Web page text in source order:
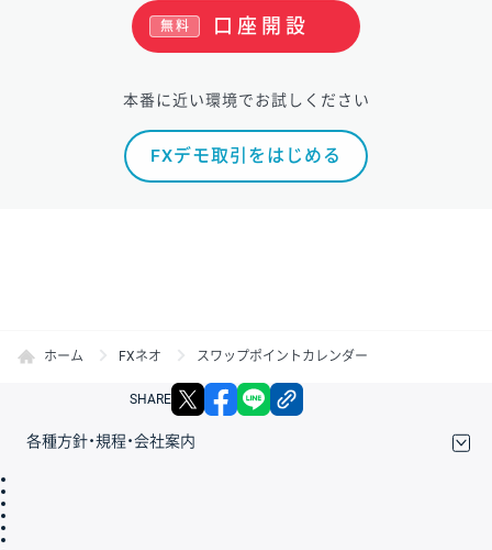
口座開設
無料
本番に近い環境でお試しください
FXデモ取引をはじめる
ホーム FXネオ スワップポイントカレンダー
SHARE X facebook
各種方針・規程・会社案内